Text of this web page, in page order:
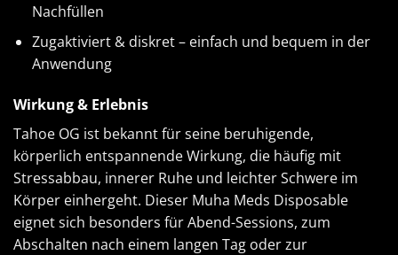
Nachfüllen
Zugaktiviert & diskret – einfach und bequem in der
Anwendung
Wirkung & Erlebnis
Tahoe OG ist bekannt für seine beruhigende,
körperlich entspannende Wirkung, die häufig mit
Stressabbau, innerer Ruhe und leichter Schwere im
Körper einhergeht. Dieser Muha Meds Disposable
eignet sich besonders für Abend-Sessions, zum
Abschalten nach einem langen Tag oder zur